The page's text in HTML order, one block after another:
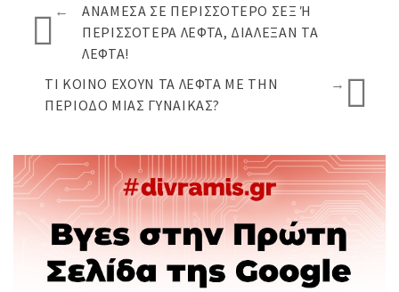
←
ΑΝΆΜΕΣΑ ΣΕ ΠΕΡΙΣΣΌΤΕΡΟ ΣΕΞ Ή Π
ΕΡΙΣΣΌΤΕΡΑ ΛΕΦΤΆ, ΔΙΆΛΕΞΑΝ ΤΑ Λ
ΕΦΤΆ!
ΤΙ ΚΟΙΝΌ ΈΧΟΥΝ ΤΑ ΛΕΦΤΆ ΜΕ ΤΗΝ
ΠΕΡΊΟΔΟ ΜΙΑΣ ΓΥΝΑΊΚΑΣ?
→